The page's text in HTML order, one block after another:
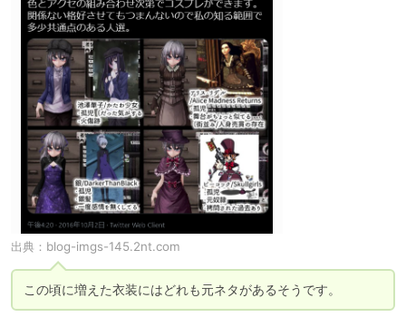
出典： blog-imgs-145.2nt.com
この頃に増えた衣装にはどれも元ネタがあるそうです。